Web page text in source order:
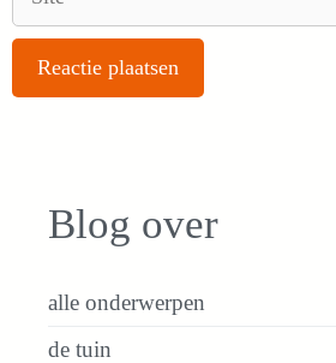
Blog over
alle onderwerpen
de tuin